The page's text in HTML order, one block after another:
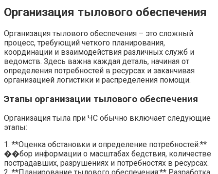
Организация тылового обеспечения
Организация тылового обеспечения – это сложный
процесс, требующий четкого планирования,
координации и взаимодействия различных служб и
ведомств. Здесь важна каждая деталь, начиная от
определения потребностей в ресурсах и заканчивая
организацией логистики и распределения помощи.
Этапы организации тылового обеспечения
Организация тыла при ЧС обычно включает следующие
этапы:
1. **Оценка обстановки и определение потребностей:**
��бор информации о масштабах бедствия, количестве
пострадавших, разрушениях и потребностях в ресурсах.